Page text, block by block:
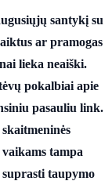
santykį su
ar pramogas
lieka neaiški.
pokalbiai apie
pasauliu link.
tampa
taupymo